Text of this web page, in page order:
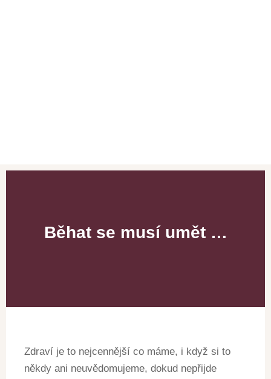
Běhat se musí umět …
Zdraví je to nejcennější co máme, i když si to
někdy ani neuvědomujeme, dokud nepřijde